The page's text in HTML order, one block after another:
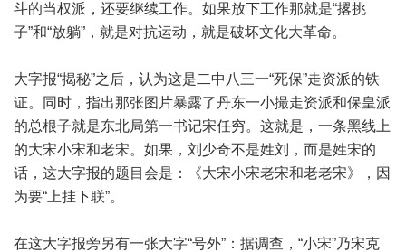
斗的当权派，还要继续工作。如果放下工作那就是“撂挑
子”和“放躺”，就是对抗运动，就是破坏文化大革命。
大字报“揭秘”之后，认为这是二中八三一“死保”走资派的铁
证。同时，指出那张图片暴露了丹东一小撮走资派和保皇派
的总根子就是东北局第一书记宋任穷。这就是，一条黑线上
的大宋小宋和老宋。如果，刘少奇不是姓刘，而是姓宋的
话，这大字报的题目会是：《大宋小宋老宋和老老宋》，因
为要“上挂下联”。
在这大字报旁另有一张大字“号外”：据调查，“小宋”乃宋克